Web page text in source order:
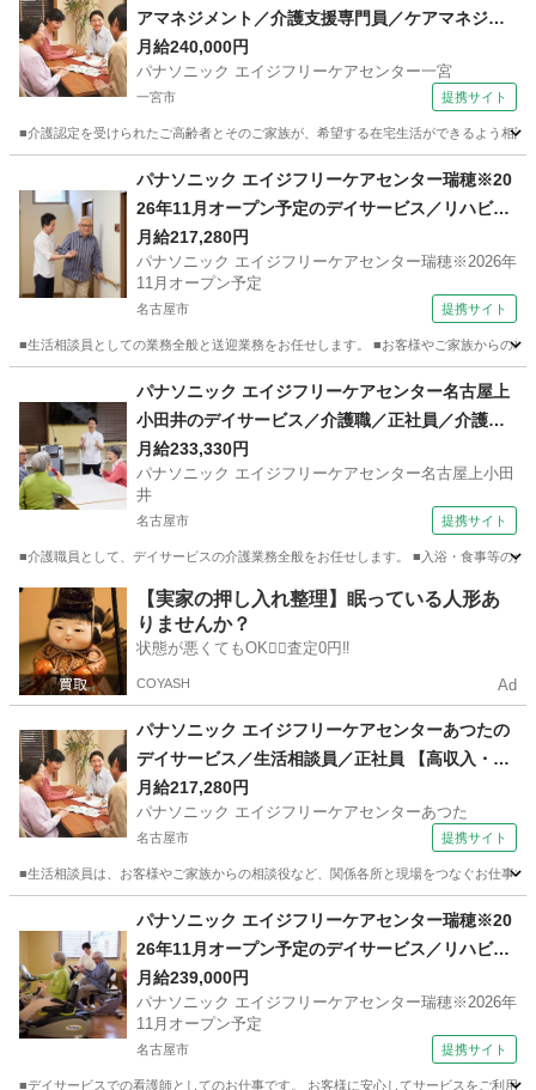
アマネジメント／介護支援専門員／ケアマネジャ
ー／正社員／日勤 【昇給あり】
月給240,000円
パナソニック エイジフリーケアセンター一宮
一宮市 提携サイト
■介護認定を受けられたご高齢者とそのご家族が、希望する在宅生活ができるよう相
ケアマネージャー
パナソニック エイジフリーケアセンター瑞穂※20
26年11月オープン予定のデイサービス／リハビリ
特化型／生活相談員／正社員 【交通費支給】
月給217,280円
パナソニック エイジフリーケアセンター瑞穂※2026年
11月オープン予定
名古屋市 提携サイト
■生活相談員としての業務全般と送迎業務をお任せします。 ■お客様やご家族からの
ホームヘルパー
パナソニック エイジフリーケアセンター名古屋上
小田井のデイサービス／介護職／正社員／介護福
祉士 【交通費支給】
月給233,330円
パナソニック エイジフリーケアセンター名古屋上小田
井
名古屋市 提携サイト
■介護職員として、デイサービスの介護業務全般をお任せします。 ■入浴・食事等の
愛知 名古屋市 ホームヘルパー
【実家の押し入れ整理】眠っている人形あ
りませんか？
状態が悪くてもOK🙆‍♀️査定0円‼️
COYASH Ad
パナソニック エイジフリーケアセンターあつたの
デイサービス／生活相談員／正社員 【高収入・高
額】
月給217,280円
パナソニック エイジフリーケアセンターあつた
名古屋市 提携サイト
■生活相談員は、お客様やご家族からの相談役など、関係各所と現場をつなぐお仕事
ホームヘルパー
パナソニック エイジフリーケアセンター瑞穂※20
26年11月オープン予定のデイサービス／リハビリ
特化型／看護職／正社員 【社会保険あり】
月給239,000円
パナソニック エイジフリーケアセンター瑞穂※2026年
11月オープン予定
名古屋市 提携サイト
■デイサービスでの看護師としてのお仕事です。 お客様に安心してサービスをご利用